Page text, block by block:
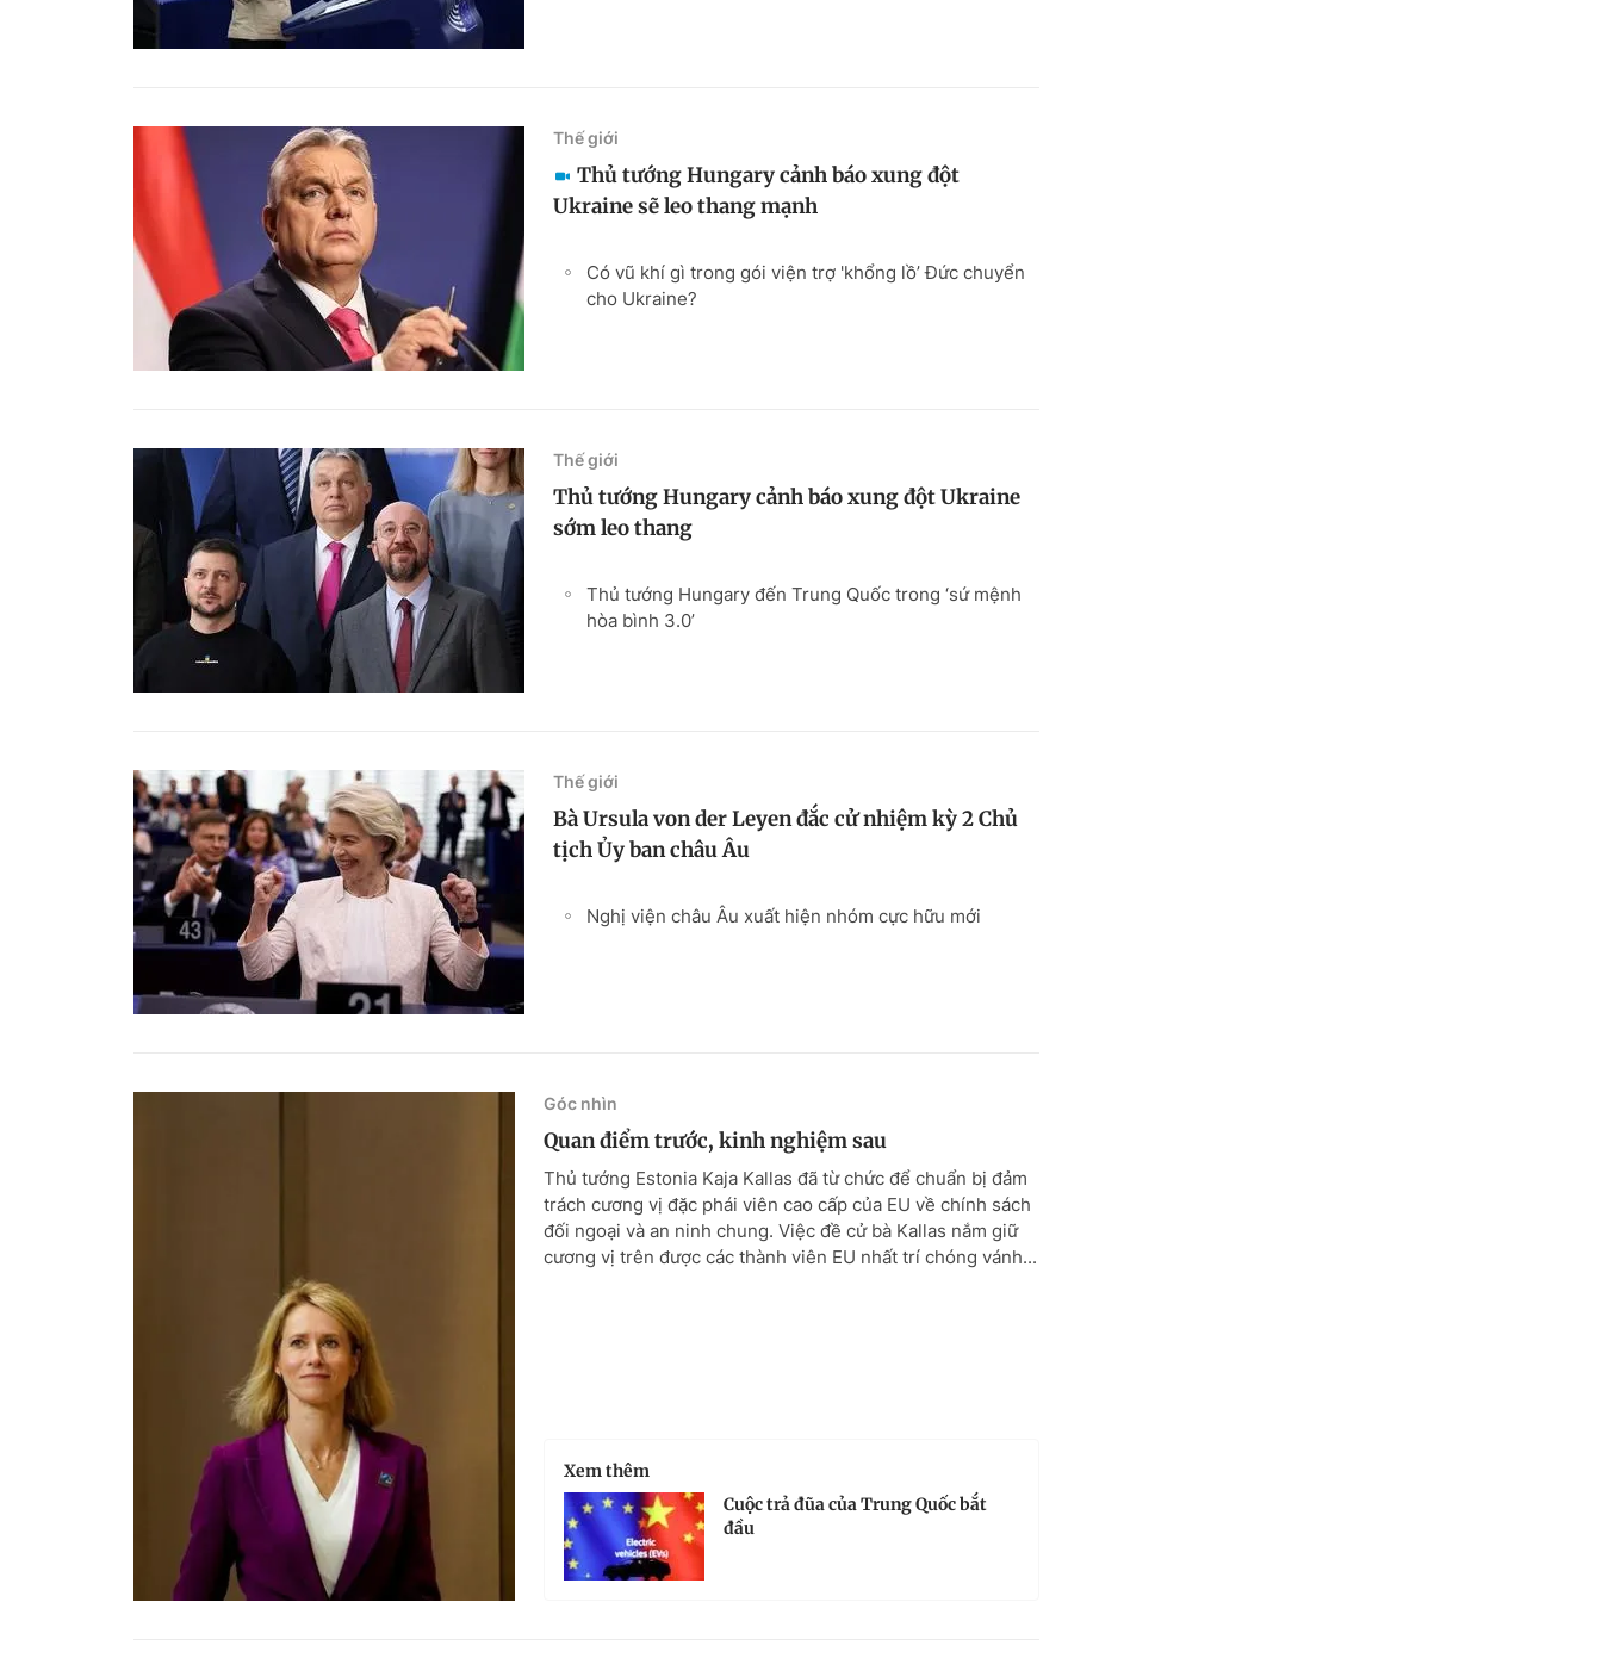
Thế giới
Thủ tướng Hungary cảnh báo xung đột
Ukraine sẽ leo thang mạnh
Có vũ khí gì trong gói viện trợ 'khổng lồ’ Đức chuyển
cho Ukraine?
Thế giới
Thủ tướng Hungary cảnh báo xung đột Ukraine
sớm leo thang
Thủ tướng Hungary đến Trung Quốc trong ‘sứ mệnh
hòa bình 3.0’
Thế giới
Bà Ursula von der Leyen đắc cử nhiệm kỳ 2 Chủ
tịch Ủy ban châu Âu
Nghị viện châu Âu xuất hiện nhóm cực hữu mới
Góc nhìn
Quan điểm trước, kinh nghiệm sau
Thủ tướng Estonia Kaja Kallas đã từ chức để chuẩn bị đảm
trách cương vị đặc phái viên cao cấp của EU về chính sách
đối ngoại và an ninh chung. Việc đề cử bà Kallas nắm giữ
cương vị trên được các thành viên EU nhất trí chóng vánh...
Xem thêm
Cuộc trả đũa của Trung Quốc bắt
đầu